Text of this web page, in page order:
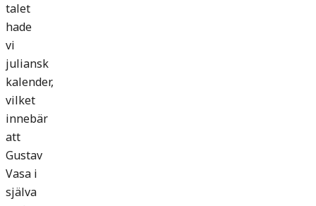
talet
hade
vi
juliansk
kalender,
vilket
innebär
att
Gustav
Vasa i
själva